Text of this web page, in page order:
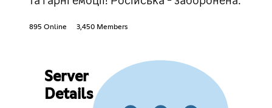
895 Online 3,450 Members
Server
Details